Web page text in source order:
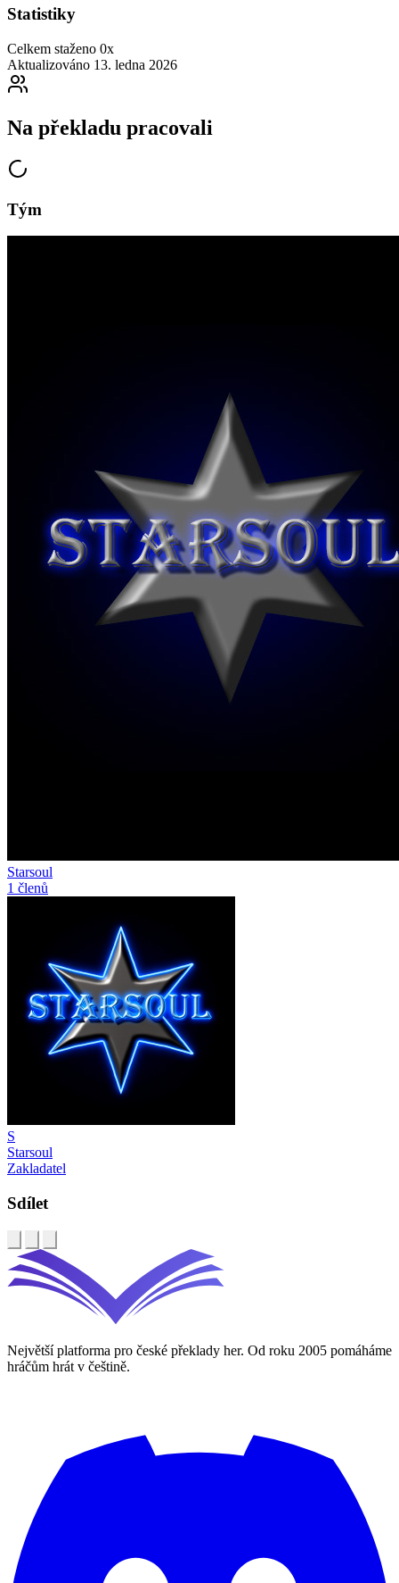
Statistiky
Celkem staženo 0x
Aktualizováno 13. ledna 2026
Na překladu pracovali
Tým
Starsoul
1 členů
S
Starsoul
Zakladatel
Sdílet
Největší platforma pro české překlady her. Od roku 2005 pomáháme
hráčům hrát v češtině.